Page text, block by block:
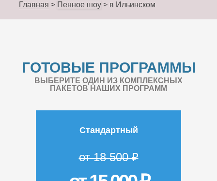
Главная > Пенное шоу > в Ильинском
ГОТОВЫЕ ПРОГРАММЫ
ВЫБЕРИТЕ ОДИН ИЗ КОМПЛЕКСНЫХ
ПАКЕТОВ НАШИХ ПРОГРАММ
Стандартный
от 18 500 ₽